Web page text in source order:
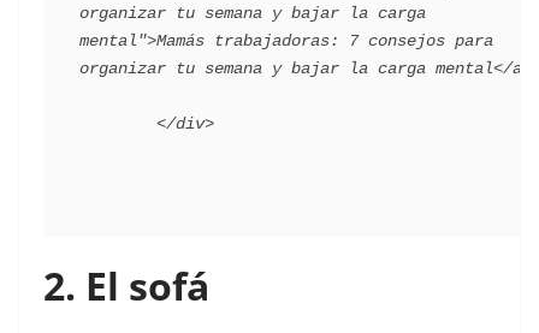
organizar tu semana y bajar la carga
mental">Mamás trabajadoras: 7 consejos para
organizar tu semana y bajar la carga mental</a>
2. El sofá